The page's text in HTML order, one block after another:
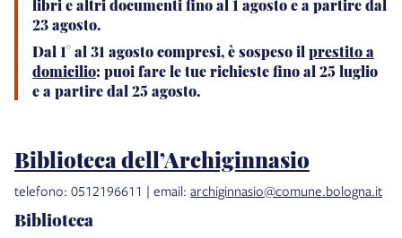
libri e altri documenti fino al 1 agosto e a partire dal
23 agosto.
Dal 1° al 31 agostocompresi, è sospeso il prestito a
domicilio: puoi fare le tue richieste fino al 25 luglio
e a partire dal 25 agosto.
Biblioteca dell’Archiginnasio
telefono: 0512196611 | email: archiginnasio@comune.bologna.it
Biblioteca